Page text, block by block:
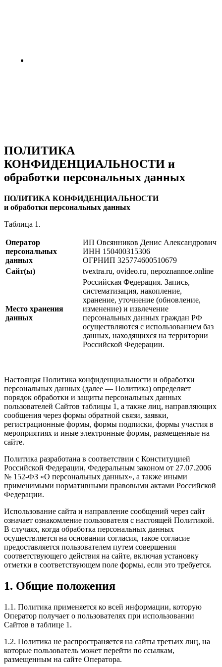
ПОЛИТИКА
КОНФИДЕНЦИАЛЬНОСТИ и
обработки персональных данных
ПОЛИТИКА КОНФИДЕНЦИАЛЬНОСТИ
и обработки персональных данных
Таблица 1.
Оператор
персональных
данных
ИП Овсянников Денис Александрович
ИНН 150400315306
ОГРНИП 325774600510679
Сайт(ы) tvextra.ru, ovideo.ru¸ nepoznannoe.online
Место хранения
данных
Российская Федерация. Запись,
систематизация, накопление,
хранение, уточнение (обновление,
изменение) и извлечение
персональных данных граждан РФ
осуществляются с использованием баз
данных, находящихся на территории
Российской Федерации.
Настоящая Политика конфиденциальности и обработки
персональных данных (далее — Политика) определяет
порядок обработки и защиты персональных данных
пользователей Сайтов таблицы 1, а также лиц, направляющих
сообщения через формы обратной связи, заявки,
регистрационные формы, формы подписки, формы участия в
мероприятиях и иные электронные формы, размещенные на
сайте.
Политика разработана в соответствии с Конституцией
Российской Федерации, Федеральным законом от 27.07.2006
№ 152-ФЗ «О персональных данных», а также иными
применимыми нормативными правовыми актами Российской
Федерации.
Использование сайта и направление сообщений через сайт
означает ознакомление пользователя с настоящей Политикой.
В случаях, когда обработка персональных данных
осуществляется на основании согласия, такое согласие
предоставляется пользователем путем совершения
соответствующего действия на сайте, включая установку
отметки в соответствующем поле формы, если это требуется.
1. Общие положения
1.1. Политика применяется ко всей информации, которую
Оператор получает о пользователях при использовании
Сайтов в таблице 1.
1.2. Политика не распространяется на сайты третьих лиц, на
которые пользователь может перейти по ссылкам,
размещенным на сайте Оператора.